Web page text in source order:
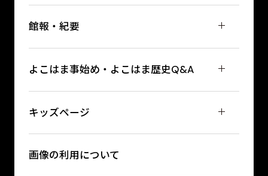
館報・紀要
よこはま事始め・よこはま歴史Q&A
キッズページ
画像の利用について